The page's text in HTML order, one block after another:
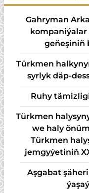
Gahryman
geňeşiniň
Türk­men
syr­lyk däp-
Ruhy
Türkmen
we haly
Türkmen
jemgyýetiniň
Aşgabat